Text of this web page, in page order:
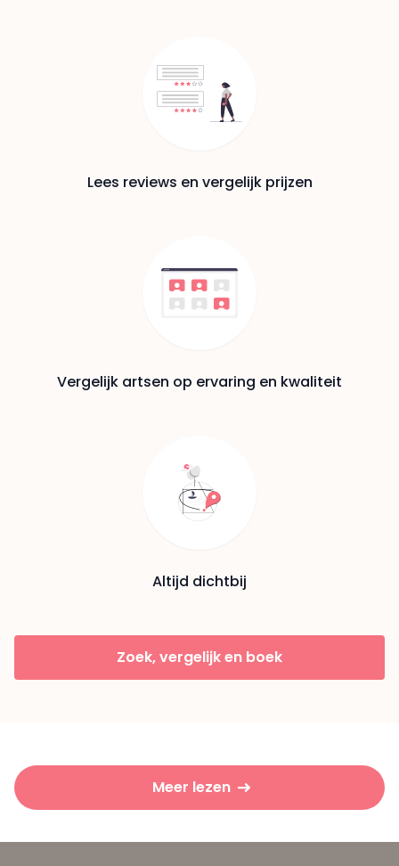
Lees reviews en vergelijk prijzen
Vergelijk artsen op ervaring en kwaliteit
Altijd dichtbij
Zoek, vergelijk en boek
Meer lezen